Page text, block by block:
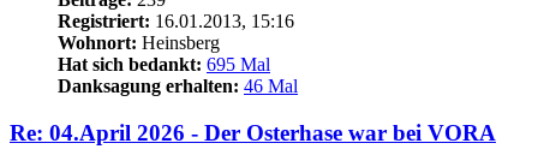
Registriert: 16.01.2013, 15:16
Wohnort: Heinsberg
Hat sich bedankt: 695 Mal
Danksagung erhalten: 46 Mal
Re: 04.April 2026 - Der Osterhase war bei VORA